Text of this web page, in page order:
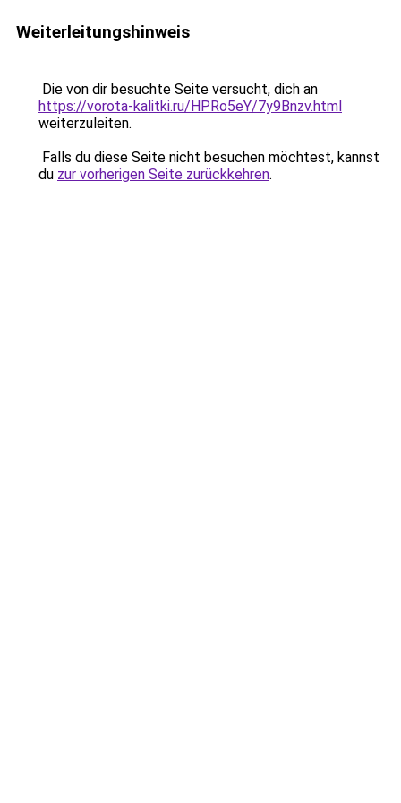
Weiterleitungshinweis
Die von dir besuchte Seite versucht, dich an
https://vorota-kalitki.ru/HPRo5eY/7y9Bnzv.html
weiterzuleiten.
Falls du diese Seite nicht besuchen möchtest, kannst
du zur vorherigen Seite zurückkehren.